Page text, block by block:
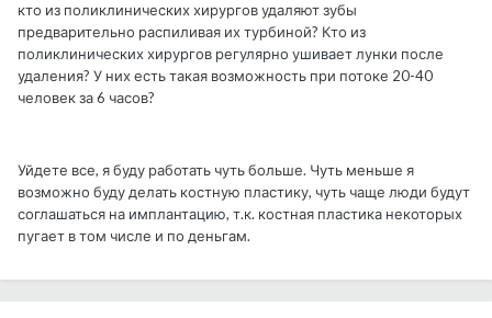
кто из поликлинических хирургов удаляют зубы
предварительно распиливая их турбиной? Кто из
поликлинических хирургов регулярно ушивает лунки после
удаления? У них есть такая возможность при потоке 20-40
человек за 6 часов?
Уйдете все, я буду работать чуть больше. Чуть меньше я
возможно буду делать костную пластику, чуть чаще люди будут
соглашаться на имплантацию, т.к. костная пластика некоторых
пугает в том числе и по деньгам.